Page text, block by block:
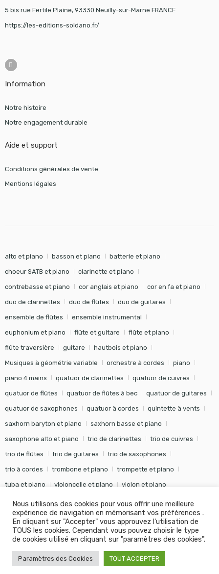
5 bis rue Fertile Plaine, 93330 Neuilly-sur-Marne FRANCE
https://les-editions-soldano.fr/
Information
Notre histoire
Notre engagement durable
Aide et support
Conditions générales de vente
Mentions légales
alto et piano basson et piano batterie et piano
choeur SATB et piano clarinette et piano
contrebasse et piano cor anglais et piano cor en fa et piano
duo de clarinettes duo de flûtes duo de guitares
ensemble de flûtes ensemble instrumental
euphonium et piano flûte et guitare flûte et piano
flûte traversière guitare hautbois et piano
Musiques à géométrie variable orchestre à cordes piano
piano 4 mains quatuor de clarinettes quatuor de cuivres
quatuor de flûtes quatuor de flûtes à bec quatuor de guitares
quatuor de saxophones quatuor à cordes quintette à vents
saxhorn baryton et piano saxhorn basse et piano
saxophone alto et piano trio de clarinettes trio de cuivres
trio de flûtes trio de guitares trio de saxophones
trio à cordes trombone et piano trompette et piano
tuba et piano violoncelle et piano violon et piano
© Editions Soldano - Tous droits réservés - Conception Khalid
KANOUF Agence Digitale
Nous utilisons des cookies pour vous offrir une meilleure
expérience de navigation en mémorisant vos préférences .
En cliquant sur "Accepter" vous approuvez l'utilisation de
TOUS les cookies. Cependant vous pouvez choisir le type
de cookies utilisé en cliquant sur "paramètres des cookies".
Paramètres des Cookies TOUT ACCEPTER